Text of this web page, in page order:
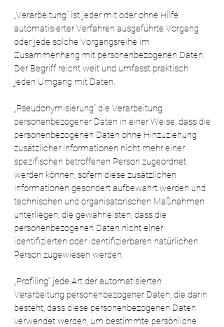
„Verarbeitung“ ist jeder mit oder ohne Hilfe
automatisierter Verfahren ausgeführte Vorgang
oder jede solche Vorgangsreihe im
Zusammenhang mit personenbezogenen Daten.
Der Begriff reicht weit und umfasst praktisch
jeden Umgang mit Daten.
„Pseudonymisierung“ die Verarbeitung
personenbezogener Daten in einer Weise, dass die
personenbezogenen Daten ohne Hinzuziehung
zusätzlicher Informationen nicht mehr einer
spezifischen betroffenen Person zugeordnet
werden können, sofern diese zusätzlichen
Informationen gesondert aufbewahrt werden und
technischen und organisatorischen Maßnahmen
unterliegen, die gewährleisten, dass die
personenbezogenen Daten nicht einer
identifizierten oder identifizierbaren natürlichen
Person zugewiesen werden.
„Profiling“ jede Art der automatisierten
Verarbeitung personenbezogener Daten, die darin
besteht, dass diese personenbezogenen Daten
verwendet werden, um bestimmte persönliche